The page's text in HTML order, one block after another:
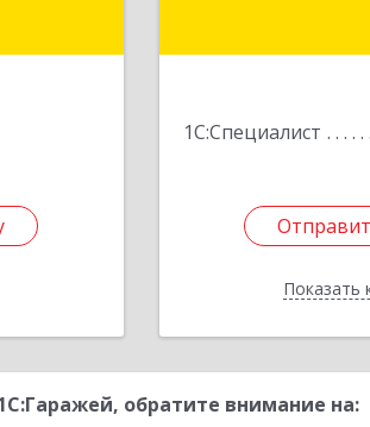
1С:Специалист
Показать
обратите внимание на: